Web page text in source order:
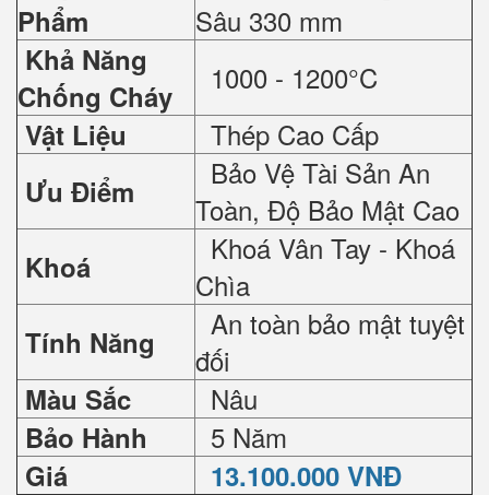
Phẩm
Sâu 330 mm
Khả Năng
Chống Cháy
1000 - 1200°C
Vật Liệu Thép Cao Cấp
Ưu Điểm
Bảo Vệ Tài Sản An
Toàn, Độ Bảo Mật Cao
Khoá
Khoá Vân Tay - Khoá
Chìa
Tính Năng
An toàn bảo mật tuyệt
đối
Màu Sắc Nâu
Bảo Hành 5 Năm
Giá 13.100.000 VNĐ